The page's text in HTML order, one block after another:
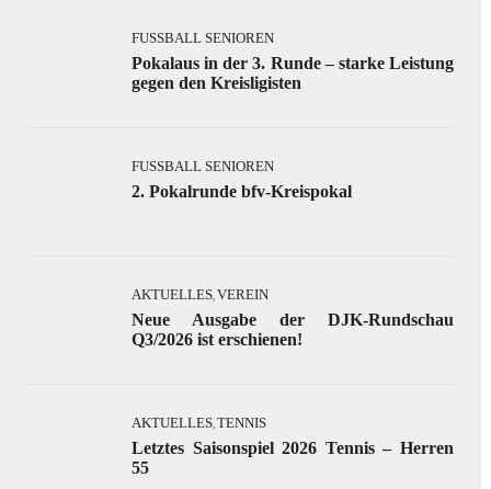
FUSSBALL SENIOREN
Pokalaus in der 3. Runde – starke Leistung
gegen den Kreisligisten
FUSSBALL SENIOREN
2. Pokalrunde bfv-Kreispokal
AKTUELLES VEREIN
Neue Ausgabe der DJK-Rundschau
Q3/2026 ist erschienen!
AKTUELLES TENNIS
Letztes Saisonspiel 2026 Tennis – Herren
55